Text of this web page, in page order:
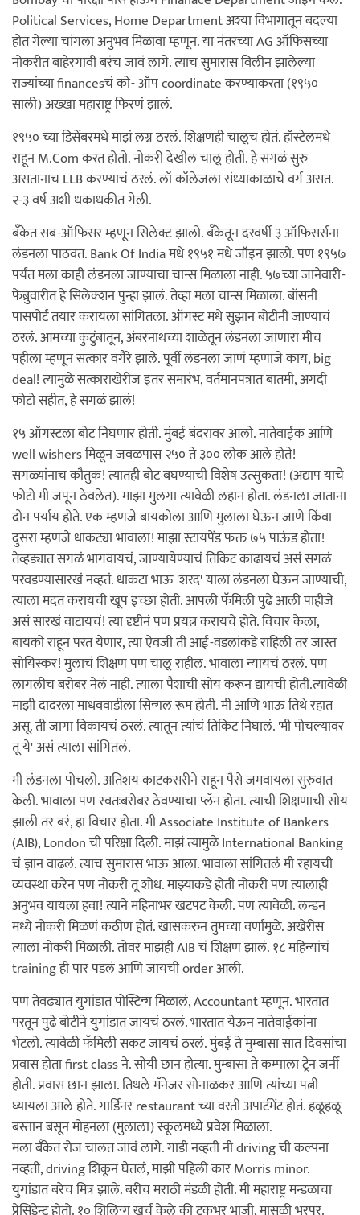
Political Services, Home Department अश्या विभागातून बदल्या
होत गेल्या चांगला अनुभव मिळावा म्हणून. या नंतरच्या AG ऑफिसच्या
नोकरीत बाहेरगावी बरंच जावं लागे. त्याच सुमारास विलीन झालेल्या
राज्यांच्या financesचं को- ऑप coordinate करण्याकरता (१९५०
साली) अख्खा महाराष्ट्र फिरणं झालं.
१९५० च्या डिसेंबरमधे माझं लग्न ठरलं. शिक्षणही चालूच होतं. हॉस्टेलमधे
राहून M.Com करत होतो. नोकरी देखील चालू होती. हे सगळं सुरु
असतानाच LLB करण्याचं ठरलं. लॉ कॉलेजला संध्याकाळाचे वर्ग असत.
२-३ वर्ष अशी धकाधकीत गेली.
बँकेत सब-ऑफिसर म्हणून सिलेक्ट झालो. बँकेतून दरवर्षी ३ ऑफिसर्सना
लंडनला पाठवत. Bank Of India मधे १९५१ मधे जॉइन झालो. पण १९५७
पर्यंत मला काही लंडनला जाण्याचा चान्स मिळाला नाही. ५७च्या जानेवारी-
फेब्रुवारीत हे सिलेक्शन पुन्हा झालं. तेव्हा मला चान्स मिळाला. बॉसनी
पासपोर्ट तयार करायला सांगितला. ऑगस्ट मधे सुझान बोटीनी जाण्याचं
ठरलं. आमच्या कुटुंबातून, अंबरनाथच्या शाळेतून लंडनला जाणारा मीच
पहीला म्हणून सत्कार वगैरे झाले. पूर्वी लंडनला जाणं म्हणाजे काय, big
deal! त्यामुळे सत्काराखेरीज इतर समारंभ, वर्तमानपत्रात बातमी, अगदी
फोटो सहीत, हे सगळं झालं!
१५ ऑगस्टला बोट निघणार होती. मुंबई बंदरावर आलो. नातेवाईक आणि
well wishers मिळून जवळपास २५० ते ३०० लोक आले होते!
सगळ्यांनाच कौतुक! त्यातही बोट बघण्याची विशेष उत्सुकता! (अद्याप याचे
फोटो मी जपून ठेवलेत). माझा मुलगा त्यावेळी लहान होता. लंडनला जाताना
दोन पर्याय होते. एक म्हणजे बायकोला आणि मुलाला घेऊन जाणे किंवा
दुसरा म्हणजे धाकट्या भावाला! माझा स्टायपेंड फक्त ७५ पाऊंड होता!
तेव्हड्यात सगळं भागवायचं, जाण्यायेण्याचं तिकिट काढायचं असं सगळं
परवडण्यासारखं नव्हतं. धाकटा भाऊ 'शरद' याला लंडनला घेऊन जाण्याची,
त्याला मदत करायची खूप इच्छा होती. आपली फॅमिली पुढे आली पाहीजे
असं सारखं वाटायचं! त्या दृष्टीनं पण प्रयत्न करायचे होते. विचार केला,
बायको राहून परत येणार, त्या ऐवजी ती आई-वडलांकडे राहिली तर जास्त
सोयिस्कर! मुलाचं शिक्षण पण चालू राहील. भावाला न्यायचं ठरलं. पण
लागलीच बरोबर नेलं नाही. त्याला पैशाची सोय करून द्यायची होती.त्यावेळी
माझी दादरला माधववाडीला सिन्गल रूम होती. मी आणि भाऊ तिथे रहात
असू. ती जागा विकायचं ठरलं. त्यातून त्यांचं तिकिट निघालं. 'मी पोचल्यावर
तू ये' असं त्याला सांगितलं.
मी लंडनला पोचलो. अतिशय काटकसरीने राहून पैसे जमवायला सुरुवात
केली. भावाला पण स्वतःबरोबर ठेवण्याचा प्लॅन होता. त्याची शिक्षणाची सोय
झाली तर बरं, हा विचार होता. मी Associate Institute of Bankers
(AIB), London ची परिक्षा दिली. माझं त्यामुळे International Banking
चं ज्ञान वाढलं. त्याच सुमारास भाऊ आला. भावाला सांगितलं मी रहायची
व्यवस्था करेन पण नोकरी तू शोध. माझ्याकडे होती नोकरी पण त्यालाही
अनुभव यायला हवा! त्याने महिनाभर खटपट केली. पण त्यावेळी. लन्डन
मध्ये नोकरी मिळणं कठीण होतं. खासकरुन तुमच्या वर्णामुळे. अखेरीस
त्याला नोकरी मिळाली. तोवर माझंही AIB चं शिक्षण झालं. १८ महिन्यांचं
training ही पार पडलं आणि जायची order आली.
पण तेवढ्यात युगांडात पोस्टिन्ग मिळालं, Accountant म्हणून. भारतात
परतून पुढे बोटीने युगांडात जायचं ठरलं. भारतात येऊन नातेवाईकांना
भेटलो. त्यावेळी फॅमिली सकट जायचं ठरलं. मुंबई ते मुम्बासा सात दिवसांचा
प्रवास होता first class ने. सोयी छान होत्या. मुम्बासा ते कम्पाला ट्रेन जर्नी
होती. प्रवास छान झाला. तिथले मॅनेजर सोनाळकर आणि त्यांच्या पत्नी
घ्यायला आले होते. गार्डिनर restaurant च्या वरती अपार्टमेंट होतं. हळूहळू
बस्तान बसून मोहनला (मुलाला) स्कूलमध्ये प्रवेश मिळाला.
मला बॅंकेत रोज चालत जावं लागे. गाडी नव्हती नी driving ची कल्पना
नव्हती, driving शिकून घेतलं, माझी पहिली कार Morris minor.
युगांडात बरेच मित्र झाले. बरीच मराठी मंडळी होती. मी महाराष्ट्र मन्डळाचा